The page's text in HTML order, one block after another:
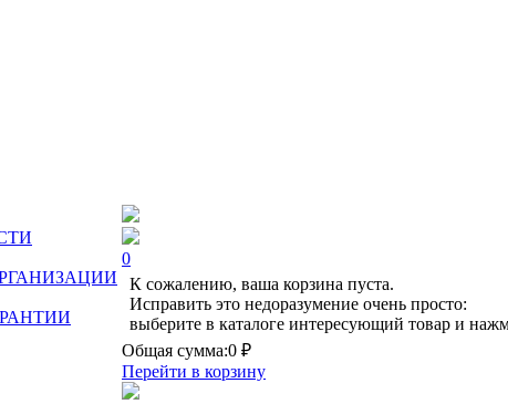
0
К сожалению, ваша корзина пуста.
Исправить это недоразумение очень просто:
выберите в каталоге интересующий товар и
Общая сумма:0 ₽
Перейти в корзину